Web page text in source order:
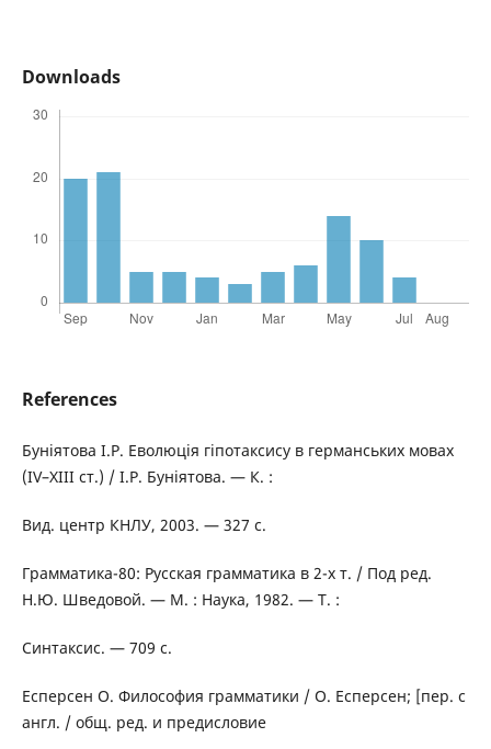
Downloads
References
Буніятова І.Р. Еволюція гіпотаксису в германських мовах
(IV–XIII cт.) / І.Р. Буніятова. — К. :
Вид. центр КНЛУ, 2003. — 327 с.
Грамматика-80: Русская грамматика в 2-х т. / Под ред.
Н.Ю. Шведовой. — М. : Наука, 1982. — Т. :
Синтаксис. — 709 с.
Есперсен О. Философия грамматики / О. Есперсен; [пер. с
англ. / общ. ред. и предисловие